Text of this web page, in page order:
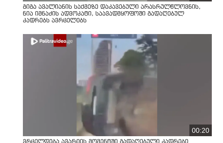
გიგა ავალიანის საქმეზე დაკავებული არასრულწლოვნის,
ნია იმნაძის ადვოკატი, საავადმყოფოში გადაღებულ
კადრებს ავრცელებს
00:20
ვრცელდება ავარიის მომენტში გადაღებული კადრები